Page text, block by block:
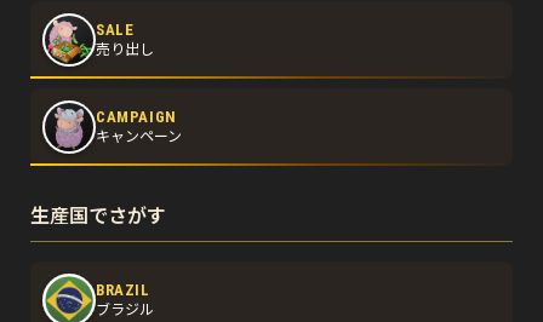
SALE
売り出し
CAMPAIGN
キャンペーン
生産国でさがす
BRAZIL
ブラジル